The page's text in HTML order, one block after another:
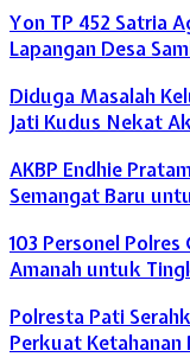
Yon TP 452 Satria
Lapangan Desa
Diduga Masalah
Jati Kudus Nekat
AKBP Endhie
Semangat Baru
103 Personel
Amanah untuk
Polresta Pati
Perkuat Ketahanan